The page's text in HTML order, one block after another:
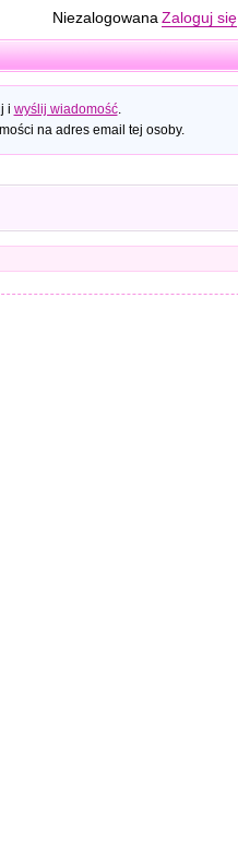
Niezalogowana Zaloguj się
i wyślij wiadomość.
na adres email tej osoby.